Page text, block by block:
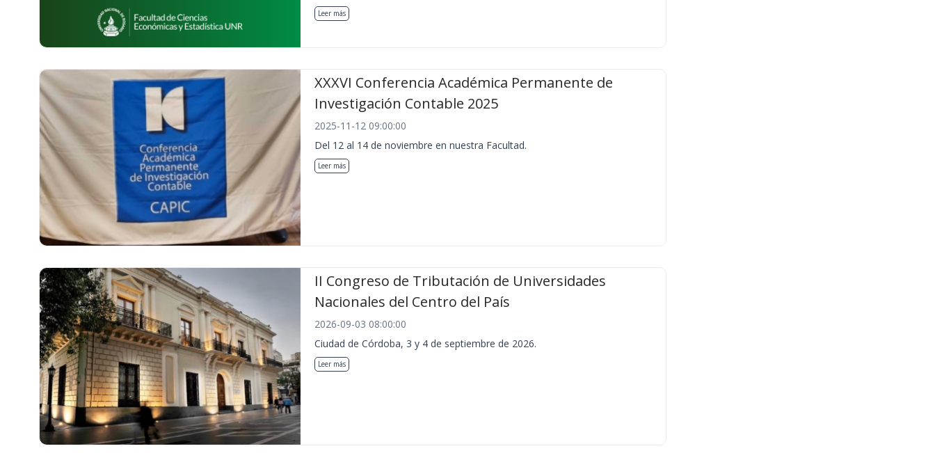
Leer más
XXXVI Conferencia Académica Permanente de
Investigación Contable 2025
2025-11-12 09:00:00
Del 12 al 14 de noviembre en nuestra Facultad.
Leer más
II Congreso de Tributación de Universidades
Nacionales del Centro del País
2026-09-03 08:00:00
Ciudad de Córdoba, 3 y 4 de septiembre de 2026.
Leer más